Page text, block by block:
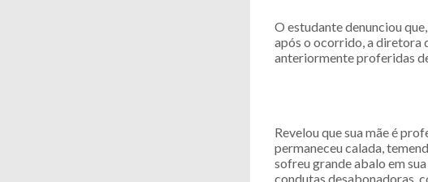
O estudante denunciou
após o ocorrido, a diretora
anteriormente proferidas
Revelou que sua mãe é
permaneceu calada,
sofreu grande abalo em
condutas desabonadoras,